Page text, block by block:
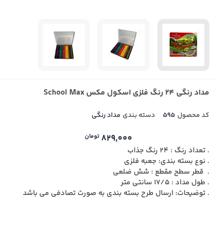
مداد رنگی 24 رنگ فلزی اسکول مکس School Max
کد محصول 595 دسته بندی مداد رنگی
829,000 تومان
. تعداد رنگ : 24 رنگ جذاب
. نوع بسته بندی: جعبه فلزی
. قطر سطح مقطع : شش ضلعی
. طول مداد : 17/5 سانتی متر
. توضیحات: ارسال طرح بسته بندی به صورت تصادفی می باشد